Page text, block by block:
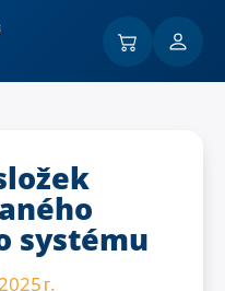
systému
г.